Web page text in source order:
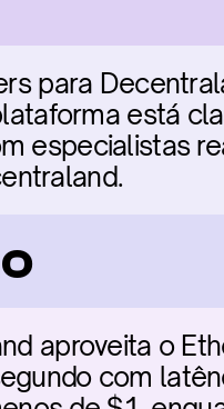
para
está
especialistas
aproveita o
com